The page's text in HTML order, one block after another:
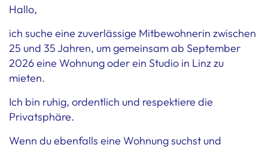
Hallo,
ich suche eine zuverlässige Mitbewohnerin zwischen
25 und 35 Jahren, um gemeinsam ab September
2026 eine Wohnung oder ein Studio in Linz zu
mieten.
Ich bin ruhig, ordentlich und respektiere die
Privatsphäre.
Wenn du ebenfalls eine Wohnung suchst und